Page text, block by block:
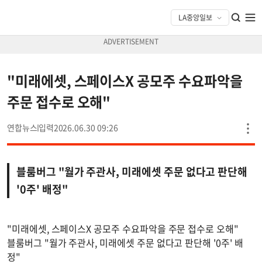
"미래에셋, 스페이스X 공모주 수요파악을
주문 접수로 오해"
연합뉴스 2026.06.30 09:26
블룸버그 "월가 주관사, 미래에셋 주문 없다고 판단해
'0주' 배정"
"미래에셋, 스페이스X 공모주 수요파악을 주문 접수로 오해"
블룸버그 "월가 주관사, 미래에셋 주문 없다고 판단해 '0주' 배
정"